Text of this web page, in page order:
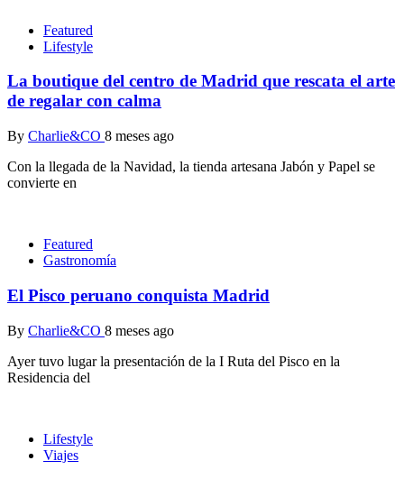
Featured
Lifestyle
La boutique del centro de Madrid que rescata el arte
de regalar con calma
By Charlie&CO 8 meses ago
Con la llegada de la Navidad, la tienda artesana Jabón y Papel se
convierte en
Featured
Gastronomía
El Pisco peruano conquista Madrid
By Charlie&CO 8 meses ago
Ayer tuvo lugar la presentación de la I Ruta del Pisco en la
Residencia del
Lifestyle
Viajes